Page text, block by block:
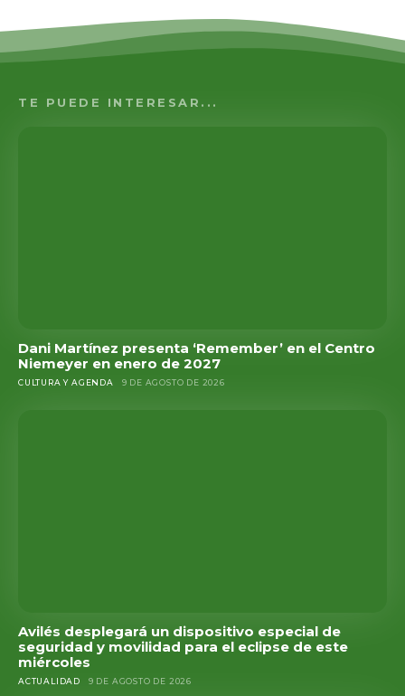
TE PUEDE INTERESAR...
Dani Martínez presenta ‘Remember’ en el Centro
Niemeyer en enero de 2027
CULTURA Y AGENDA 9 DE AGOSTO DE 2026
Avilés desplegará un dispositivo especial de
seguridad y movilidad para el eclipse de este
miércoles
ACTUALIDAD 9 DE AGOSTO DE 2026